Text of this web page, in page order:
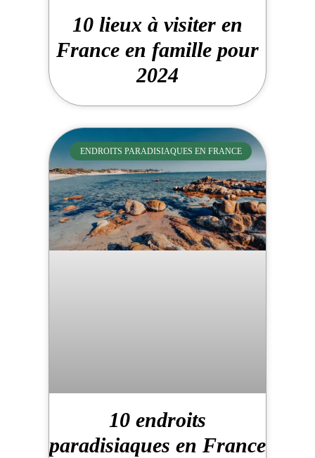
10 lieux à visiter en
France en famille pour
2024
ENDROITS PARADISIAQUES EN FRANCE
10 endroits
paradisiaques en France